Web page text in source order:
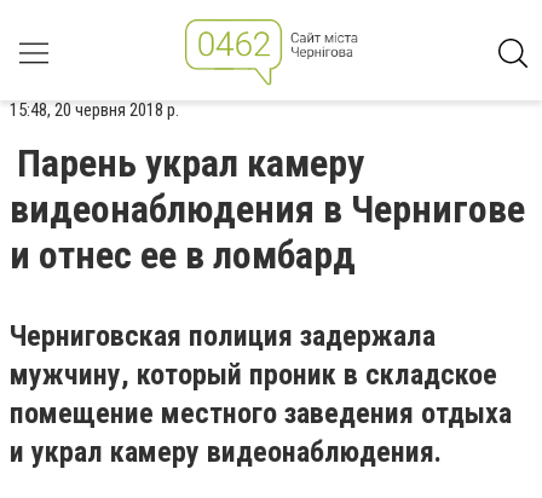
15:48, 20 червня 2018 р.
Парень украл камеру
видеонаблюдения в Чернигове
и отнес ее в ломбард
Черниговская полиция задержала
мужчину, который проник в складское
помещение местного заведения отдыха
и украл камеру видеонаблюдения.